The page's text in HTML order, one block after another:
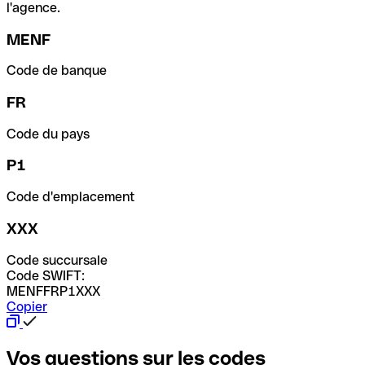
l'agence.
MENF
Code de banque
FR
Code du pays
P1
Code d'emplacement
XXX
Code succursale
Code SWIFT:
MENFFRP1XXX
Copier
Vos questions sur les codes